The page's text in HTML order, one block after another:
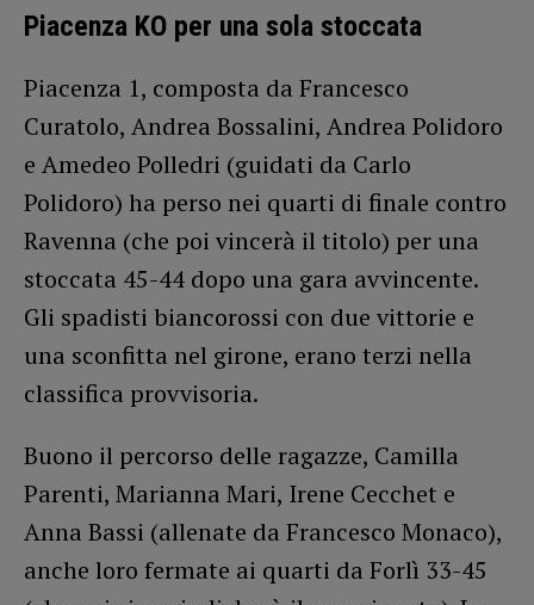
Piacenza KO per una sola stoccata
Piacenza 1, composta da Francesco
Curatolo, Andrea Bossalini, Andrea Polidoro
e Amedeo Polledri (guidati da Carlo
Polidoro) ha perso nei quarti di finale contro
Ravenna (che poi vincerà il titolo) per una
stoccata 45-44 dopo una gara avvincente.
Gli spadisti biancorossi con due vittorie e
una sconfitta nel girone, erano terzi nella
classifica provvisoria.
Buono il percorso delle ragazze, Camilla
Parenti, Marianna Mari, Irene Cecchet e
Anna Bassi (allenate da Francesco Monaco),
anche loro fermate ai quarti da Forlì 33-45